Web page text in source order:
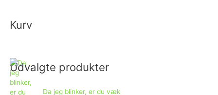
Kurv
Udvalgte produkter
Da jeg blinker, er du væk